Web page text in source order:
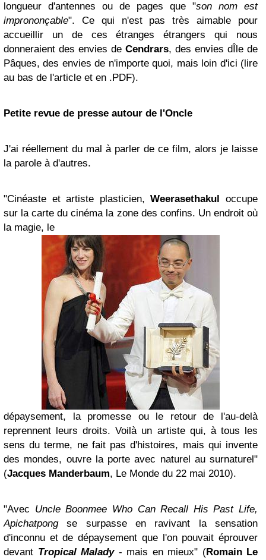
longueur d'antennes ou de pages que "son nom est
imprononçable". Ce qui n'est pas très aimable pour
accueillir un de ces étranges étrangers qui nous
donneraient des envies de Cendrars, des envies dÎle de
Pâques, des envies de n'importe quoi, mais loin d'ici (lire
au bas de l'article et en .PDF).
Petite revue de presse autour de l'Oncle
J'ai réellement du mal à parler de ce film, alors je laisse
la parole à d'autres.
"Cinéaste et artiste plasticien,Weerasethakuloccupe
sur la carte du cinéma la zone des confins. Un endroit où
la magie, le
dépaysement, la promesse ou le retour de l'au-delà
reprennent leurs droits. Voilà un artiste qui, à tous les
sens du terme, ne fait pas d'histoires, mais qui invente
des mondes, ouvre la porte avec naturel au surnaturel"
(Jacques Manderbaum, Le Monde du 22 mai 2010).
"Avec Uncle Boonmee Who Can Recall His Past Life,
Apichatpongse surpasse en ravivant la sensation
d'inconnu et de dépaysement que l'on pouvait éprouver
devant Tropical Malady - mais en mieux" (Romain Le